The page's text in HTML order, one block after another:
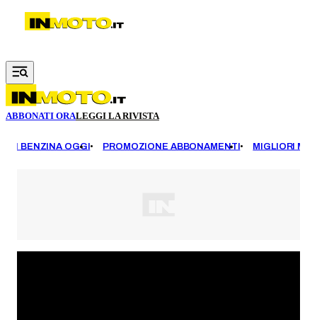
Vai al contenuto principale
ABBONATI ORALEGGI LA RIVISTA
BENZINA OGGI PROMOZIONE ABBONAMENTI MIGLIORI